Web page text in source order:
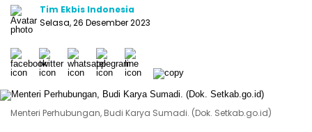
Tim Ekbis Indonesia
Selasa, 26 Desember 2023
Menteri Perhubungan, Budi Karya Sumadi. (Dok. Setkab.go.id)